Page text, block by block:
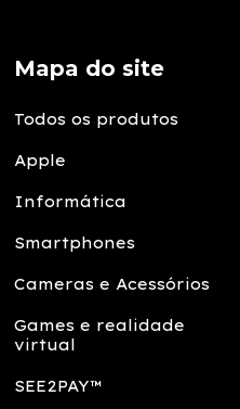
Mapa do site
Todos os produtos
Apple
Informática
Smartphones
Cameras e Acessórios
Games e realidade
virtual
SEE2PAY™